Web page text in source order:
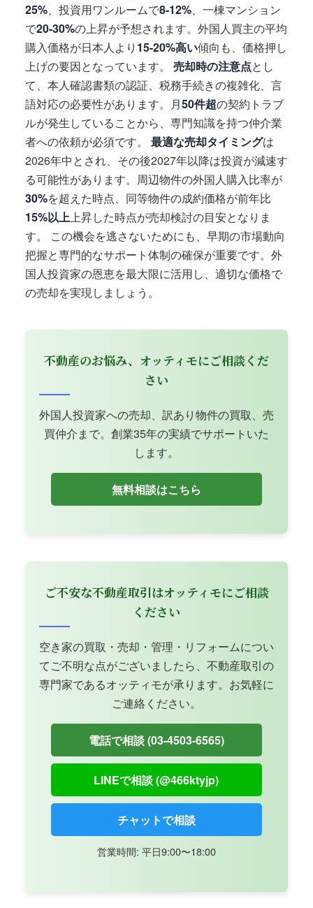
25%、投資用ワンルームで8-12%、一棟マンション
で20-30%の上昇が予想されます。外国人買主の平均
購入価格が日本人より 15-20%高い傾向も、価格押し
上げの要因となっています。 売却時の注意点とし
て、本人確認書類の認証、税務手続きの複雑化、言
語対応の必要性があります。月50件超の契約トラブ
ルが発生していることから、専門知識を持つ仲介業
者への依頼が必須です。 最適な売却タイミングは
2026年中とされ、その後2027年以降は投資が減速す
る可能性があります。周辺物件の外国人購入比率が
30%を超えた時点、同等物件の成約価格が前年比
15%以上上昇した時点が売却検討の目安となりま
す。 この機会を逃さないためにも、早期の市場動向
把握と専門的なサポート体制の確保が重要です。外
国人投資家の恩恵を最大限に活用し、適切な価格で
の売却を実現しましょう。
不動産のお悩み、オッティモにご相談くだ
さい
外国人投資家への売却、訳あり物件の買取、売
買仲介まで。創業35年の実績でサポートいた
します。
無料相談はこちら
ご不安な不動産取引はオッティモにご相談
ください
空き家の買取・売却・管理・リフォームについ
てご不明な点がございましたら、不動産取引の
専門家であるオッティモが承ります。お気軽に
ご連絡ください。
電話で相談 (03-4503-6565)
LINEで相談 (@466ktyjp)
チャットで相談
営業時間: 平日9:00〜18:00